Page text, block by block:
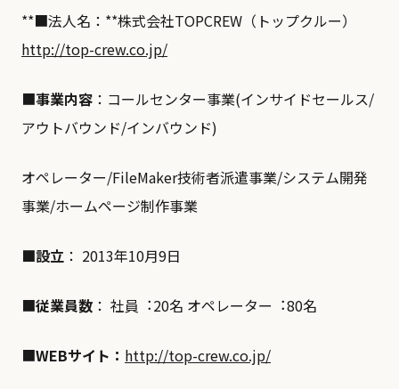
**■法人名：**株式会社TOPCREW（トップクルー）
http://top-crew.co.jp/
■事業内容 ：コールセンター事業(インサイドセールス/
アウトバウンド/インバウンド)
オペレーター/FileMaker技術者派遣事業/システム開発
事業/ホームページ制作事業
■設⽴ ： 2013年10⽉9⽇
■従業員数 ： 社員︓20名 オペレーター︓80名
■WEBサイト： http://top-crew.co.jp/